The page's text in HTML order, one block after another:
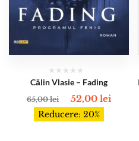
Călin Vlasie – Fading
65,00lei 52,00 lei
Reducere: 20%